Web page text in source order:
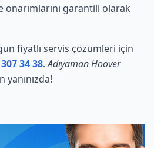
onarımlarını garantili olarak
fiyatlı servis çözümleri için
34 38.Adıyaman Hoover